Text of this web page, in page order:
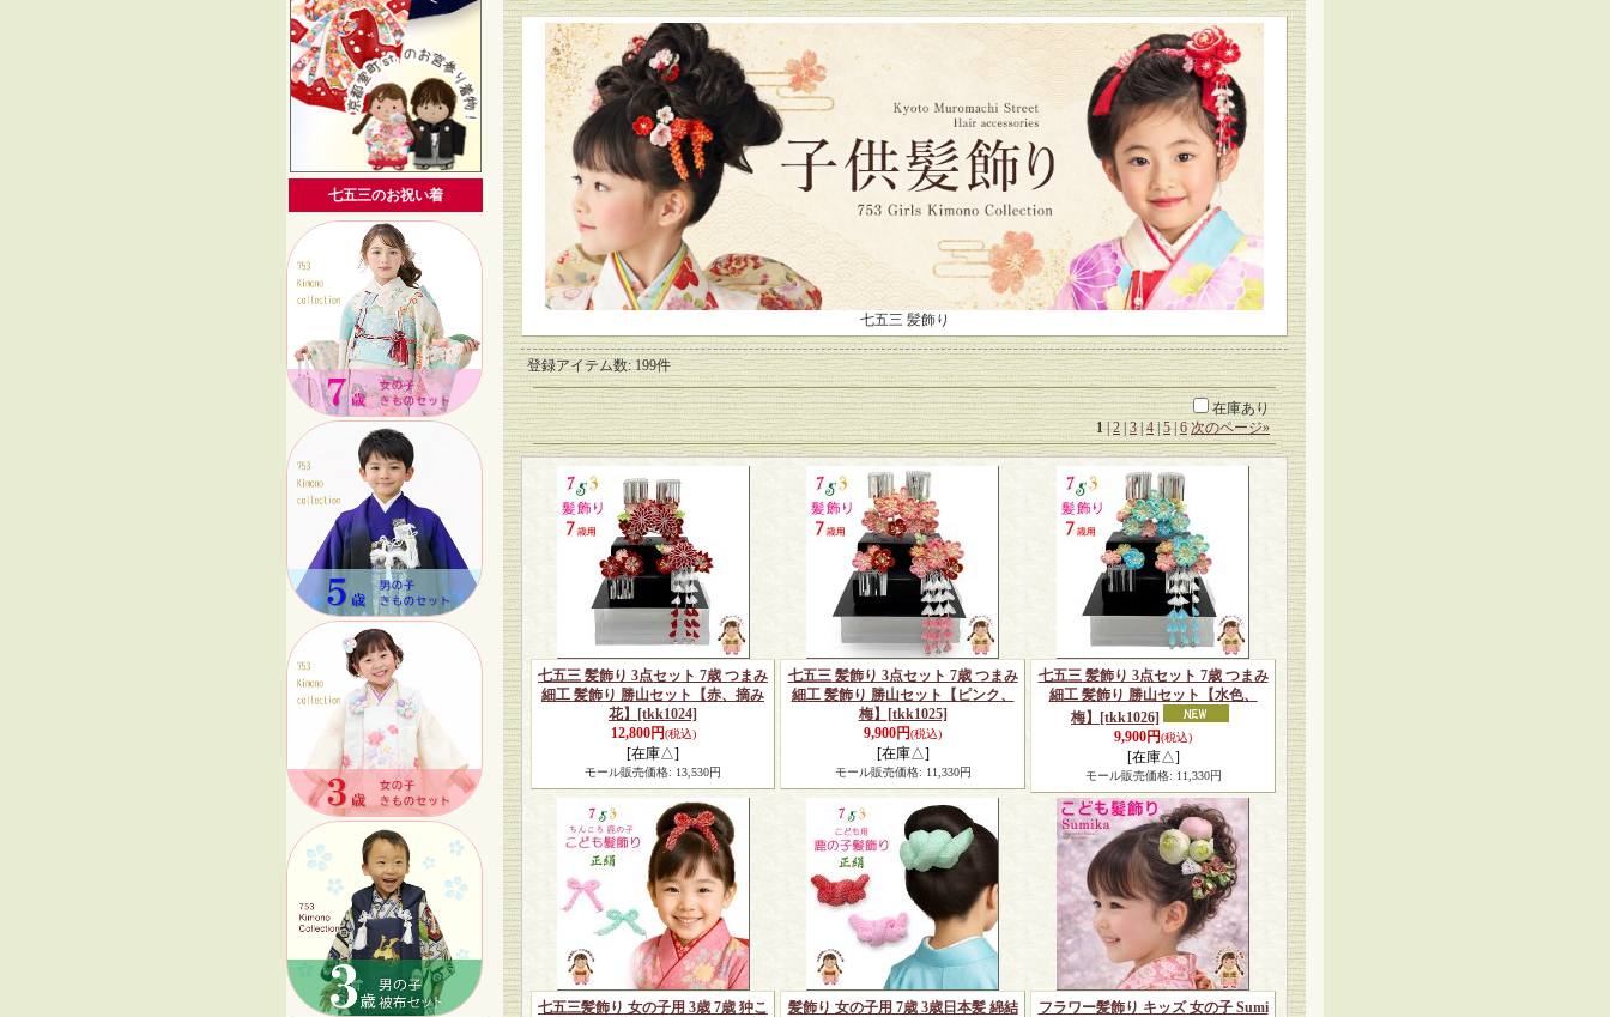
七五三のお祝い着
七五三 髪飾り
登録アイテム数:199件
在庫あり
1|2|3|4|5|6 次のページ»
七五三 髪飾り 3点セット 7歳 つまみ
細工 髪飾り 勝山セット【赤、摘み
花】
[tkk1024]
12,800円(税込)
[在庫△]
モール販売価格: 13,530円
七五三 髪飾り 3点セット 7歳 つまみ
細工 髪飾り 勝山セット【ピンク、
梅】
[tkk1025]
9,900円(税込)
[在庫△]
モール販売価格: 11,330円
七五三 髪飾り 3点セット 7歳 つまみ
細工 髪飾り 勝山セット【水色、
梅】
[tkk1026]
9,900円(税込)
[在庫△]
モール販売価格: 11,330円
七五三髪飾り 女の子用 3歳 7歳 狆こ
髪飾り 女の子用 7歳 3歳日本髪 綿結
フラワー髪飾り キッズ 女の子 Sumi